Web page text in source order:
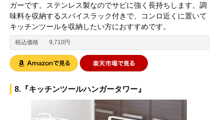
ガーです。ステンレス製なのでサビに強く長持ちします。調
味料を収納するスパイスラック付きで、コンロ近くに置いて
キッチンツールを収納したい方におすすめです。
税込価格 9,710円
8.『キッチンツールハンガータワー』